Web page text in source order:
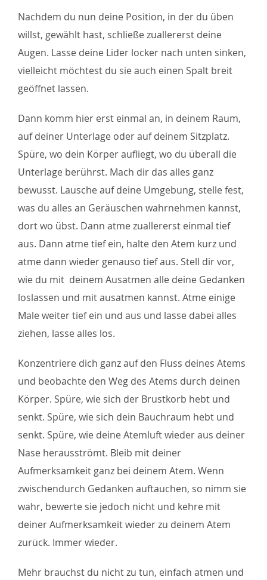
Nachdem du nun deine Position, in der du üben
willst, gewählt hast, schließe zuallererst deine
Augen. Lasse deine Lider locker nach unten sinken,
vielleicht möchtest du sie auch einen Spalt breit
geöffnet lassen.
Dann komm hier erst einmal an, in deinem Raum,
auf deiner Unterlage oder auf deinem Sitzplatz.
Spüre, wo dein Körper aufliegt, wo du überall die
Unterlage berührst. Mach dir das alles ganz
bewusst. Lausche auf deine Umgebung, stelle fest,
was du alles an Geräuschen wahrnehmen kannst,
dort wo übst. Dann atme zuallererst einmal tief
aus. Dann atme tief ein, halte den Atem kurz und
atme dann wieder genauso tief aus. Stell dir vor,
wie du mit deinem Ausatmen alle deine Gedanken
loslassen und mit ausatmen kannst. Atme einige
Male weiter tief ein und aus und lasse dabei alles
ziehen, lasse alles los.
Konzentriere dich ganz auf den Fluss deines Atems
und beobachte den Weg des Atems durch deinen
Körper. Spüre, wie sich der Brustkorb hebt und
senkt. Spüre, wie sich dein Bauchraum hebt und
senkt. Spüre, wie deine Atemluft wieder aus deiner
Nase herausströmt. Bleib mit deiner
Aufmerksamkeit ganz bei deinem Atem. Wenn
zwischendurch Gedanken auftauchen, so nimm sie
wahr, bewerte sie jedoch nicht und kehre mit
deiner Aufmerksamkeit wieder zu deinem Atem
zurück. Immer wieder.
Mehr brauchst du nicht zu tun, einfach atmen und